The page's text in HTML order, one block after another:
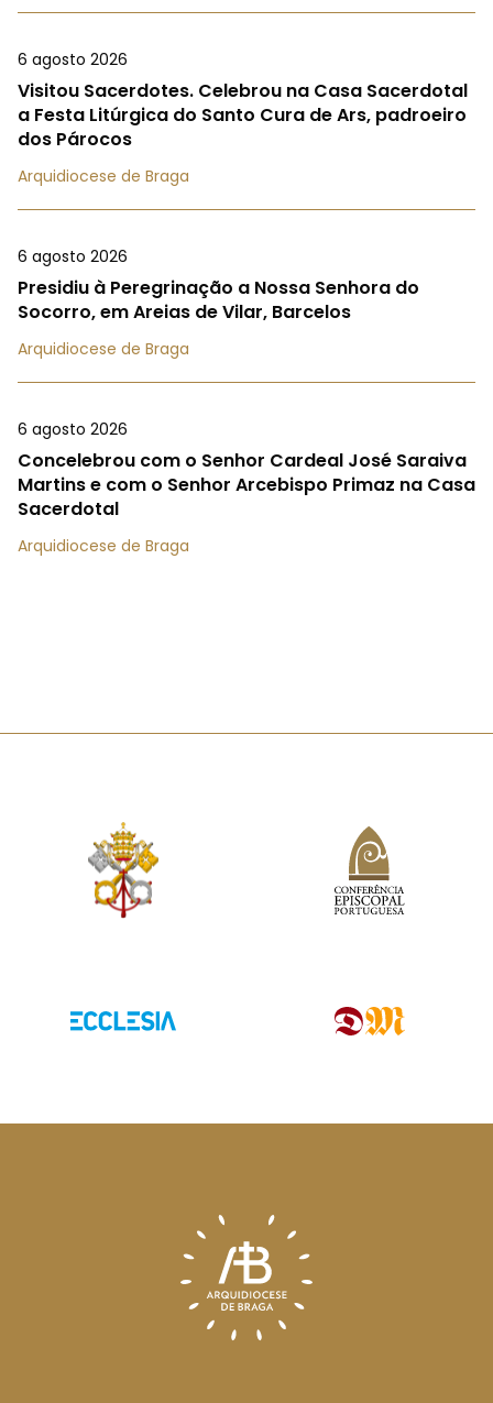
6 agosto 2026
Visitou Sacerdotes. Celebrou na Casa Sacerdotal
a Festa Litúrgica do Santo Cura de Ars, padroeiro
dos Párocos
Arquidiocese de Braga
6 agosto 2026
Presidiu à Peregrinação a Nossa Senhora do
Socorro, em Areias de Vilar, Barcelos
Arquidiocese de Braga
6 agosto 2026
Concelebrou com o Senhor Cardeal José Saraiva
Martins e com o Senhor Arcebispo Primaz na Casa
Sacerdotal
Arquidiocese de Braga